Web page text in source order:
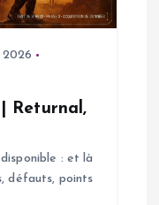
| Returnal,
: et là
défauts, points